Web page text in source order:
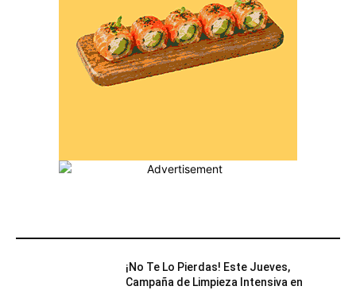
¡No Te Lo Pierdas! Este Jueves,
Campaña de Limpieza Intensiva en